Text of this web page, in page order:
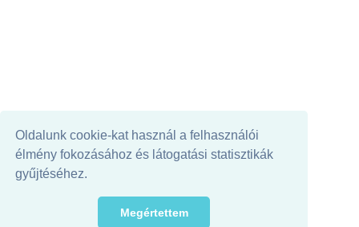
Oldalunk cookie-kat használ a felhasználói
élmény fokozásához és látogatási statisztikák
gyűjtéséhez.
Megértettem